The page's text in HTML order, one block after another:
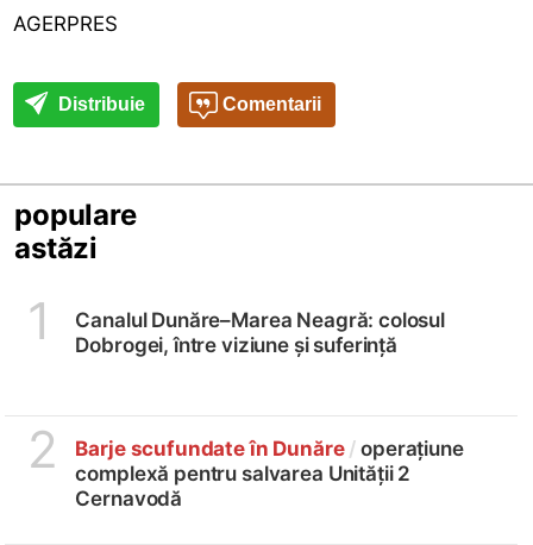
AGERPRES
Distribuie Comentarii
populare
astăzi
1
Canalul Dunăre–Marea Neagră: colosul
Dobrogei, între viziune și suferință
2 Barje scufundate în Dunăre / operațiune
complexă pentru salvarea Unității 2
Cernavodă